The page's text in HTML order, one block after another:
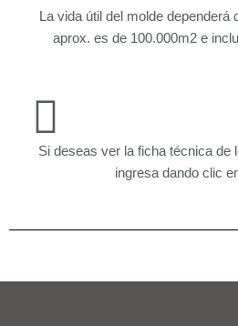
La vida útil del molde dependerá
aprox. es de 100.000m2 e
Si deseas ver la ficha técnica de
ingresa dando clic